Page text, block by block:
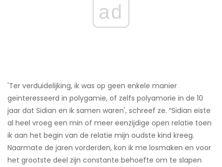
ad
'Ter verduidelijking, ik was op geen enkele manier
geïnteresseerd in polygamie, of zelfs polyamorie in de 10
jaar dat Sidian en ik samen waren', schreef ze. “Sidian eiste
al heel vroeg een min of meer eenzijdige open relatie toen
ik aan het begin van de relatie mijn oudste kind kreeg.
Naarmate de jaren vorderden, kon ik me losmaken en voor
het grootste deel zijn constante behoefte om te slapen